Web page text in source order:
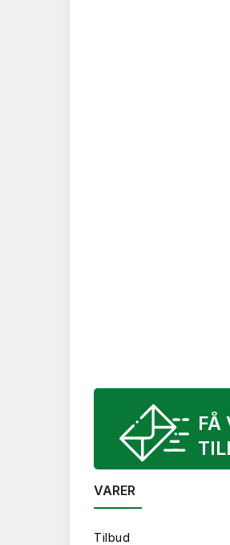
FÅ
VARER
Tilbud